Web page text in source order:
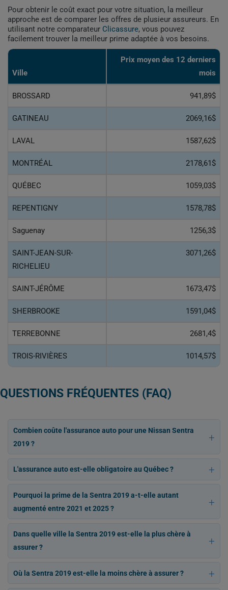
Pour obtenir le coût exact pour votre situation, la meilleur
approche est de comparer les offres de plusieur assureurs. En
utilisant notre comparateur Clicassure, vous pouvez
facilement trouver la meilleur prime adaptée à vos besoins.
Ville
Prix ​​moyen des 12 derniers
mois
BROSSARD 941,89$
GATINEAU 2069,16$
LAVAL 1587,62$
MONTRÉAL 2178,61$
QUÉBEC 1059,03$
REPENTIGNY 1578,78$
Saguenay 1256,3$
SAINT-JEAN-SUR-
RICHELIEU
3071,26$
SAINT-JÉRÔME 1673,47$
SHERBROOKE 1591,04$
TERREBONNE 2681,4$
TROIS-RIVIÈRES 1014,57$
QUESTIONS FRÉQUENTES (FAQ)
Combien coûte l'assurance auto pour une Nissan Sentra
2019 ?
L'assurance auto est-elle obligatoire au Québec ?
Pourquoi la prime de la Sentra 2019 a-t-elle autant
augmenté entre 2021 et 2025 ?
Dans quelle ville la Sentra 2019 est-elle la plus chère à
assurer ?
Où la Sentra 2019 est-elle la moins chère à assurer ?